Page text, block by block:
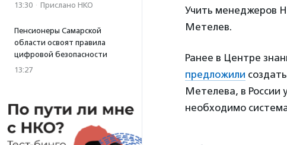
13:30 · Прислано НКО
Пенсионеры Самарской
области освоят правила
цифровой безопасности
13:27
Учить менеджеров
Метелев.
Ранее в Центре
предложили
Метелева, в России
необходимо